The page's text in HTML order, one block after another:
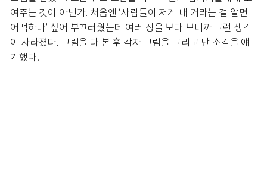
여주는 것이 아닌가. 처음엔 ‘사람들이 저게 내 거라는 걸 알면
어떡하나’ 싶어 부끄러웠는데 여러 장을 보다 보니까 그런 생각
이 사라졌다. 그림을 다 본 후 각자 그림을 그리고 난 소감을 얘
기했다.